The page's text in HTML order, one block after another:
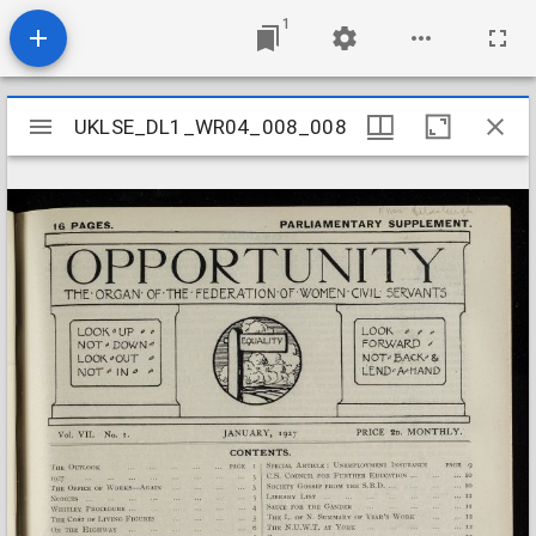
1
Mirador
viewer
UKLSE_DL1_WR04_008_008
UKLSE_DL1_WR04_008_008